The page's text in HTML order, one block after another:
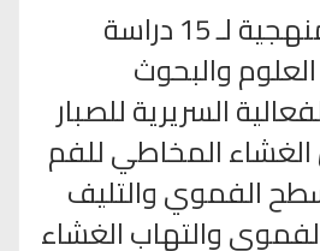
أفادت مراجعة منهجية لـ 15 دراسة
والبحوث
السريرية للصبار
المخاطي للفم
الفموي والتليف
والتهاب الغشاء